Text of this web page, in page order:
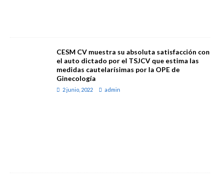
CESM CV muestra su absoluta satisfacción con
el auto dictado por el TSJCV que estima las
medidas cautelarísimas por la OPE de
Ginecología
2 junio, 2022 admin